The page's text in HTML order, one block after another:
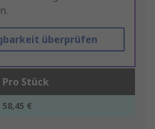
überprüfen
Pro Stück
58,45 €